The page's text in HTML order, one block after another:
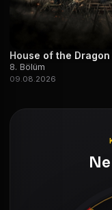
House of the Dragon
8. Bölüm
09.08.2026